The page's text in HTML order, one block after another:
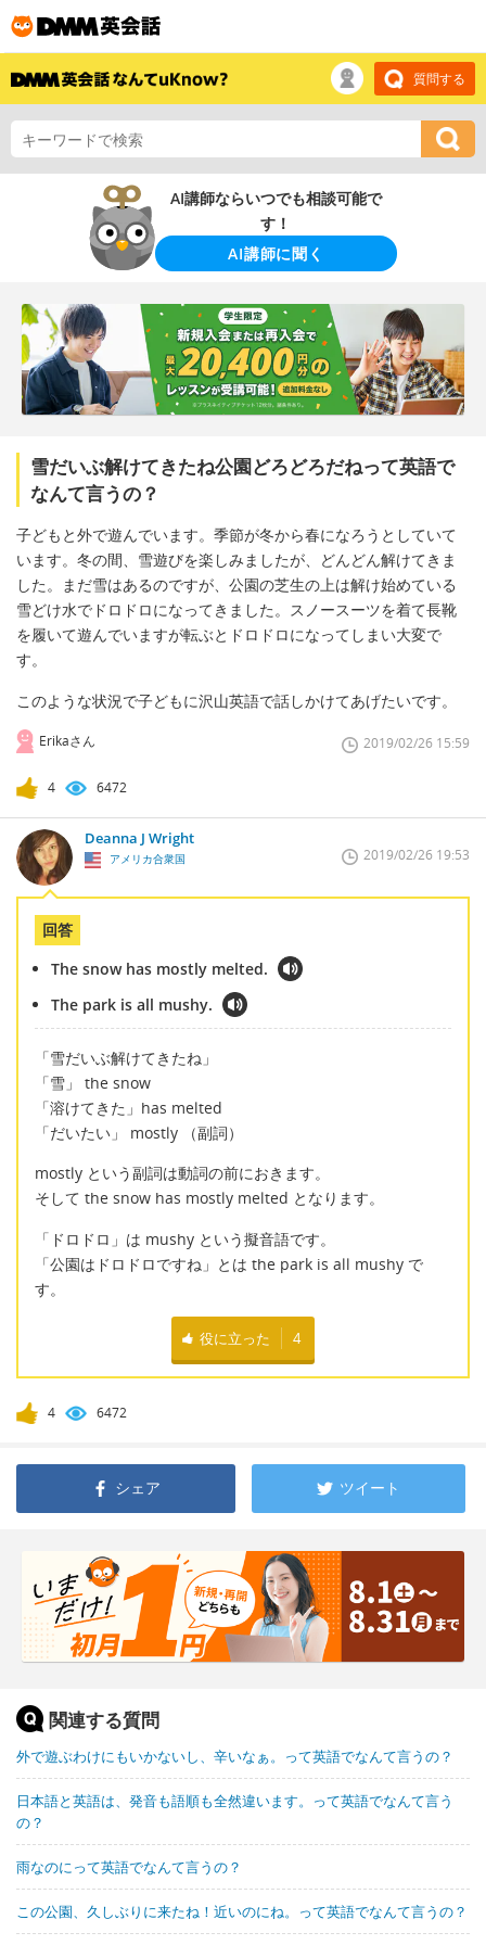
質問する
AI講師ならいつでも相談可能で
す！
AI講師に聞く
雪だいぶ解けてきたね公園どろどろだねって英語で
なんて言うの？
子どもと外で遊んでいます。季節が冬から春になろうとしていて
います。冬の間、雪遊びを楽しみましたが、どんどん解けてきま
した。まだ雪はあるのですが、公園の芝生の上は解け始めている
雪どけ水でドロドロになってきました。スノースーツを着て長靴
を履いて遊んでいますが転ぶとドロドロになってしまい大変で
す。
このような状況で子どもに沢山英語で話しかけてあげたいです。
Erikaさん 2019/02/26 15:59
4 6472
Deanna J Wright
アメリカ合衆国 2019/02/26 19:53
回答
The snow has mostly melted.
The park is all mushy.
「雪だいぶ解けてきたね」
「雪」 the snow
「溶けてきた」has melted
「だいたい」 mostly （副詞）
mostly という副詞は動詞の前におきます。
そして the snow has mostly melted となります。
「ドロドロ」は mushy という擬音語です。
「公園はドロドロですね」とは the park is all mushy で
す。
役に立った 4
4 6472
シェア ツイート
関連する質問
外で遊ぶわけにもいかないし、辛いなぁ。って英語でなんて言うの？
日本語と英語は、発音も語順も全然違います。って英語でなんて言う
の？
雨なのにって英語でなんて言うの？
この公園、久しぶりに来たね！近いのにね。って英語でなんて言うの？